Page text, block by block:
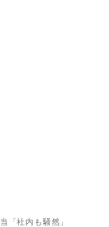
「社内も騒然」